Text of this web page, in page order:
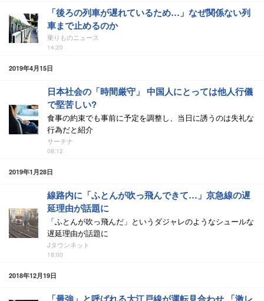
「後ろの列車が遅れているため…」なぜ関係ない列
車まで止めるのか
乗りものニュース
14:20
2019年4月15日
日本社会の「時間厳守」 中国人にとっては他人行儀
で堅苦しい?
食事の約束でも事前に予定を調整し、当日に誘うのは失礼な
行為だと紹介
サーチナ
08:12
2019年1月28日
線路内に「ふとんが吹っ飛んできて…」京急線の遅
延理由が話題に
「ふとんが吹っ飛んだ」というダジャレのようなシュールな
遅延理由が話題に
Jタウンネット
18:00
2018年12月19日